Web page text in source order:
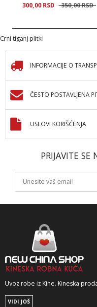
300,00 RSD 350,00RSD
Crni tiganj plitki
INFORMACIJE O
ČESTO POSTAVLJENA
USLOVI KORIŠĆENJA
PRIJAVITE SE
Uvoz robe iz Kine. Kineska
VIDI JOŠ